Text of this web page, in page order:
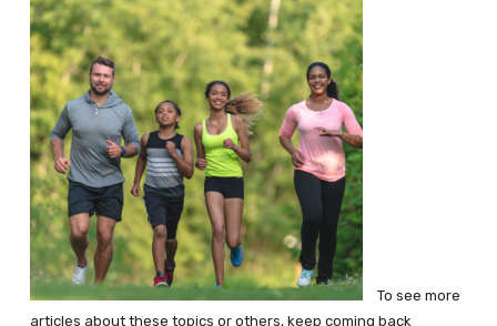
To see more
articles about these topics or others, keep coming back